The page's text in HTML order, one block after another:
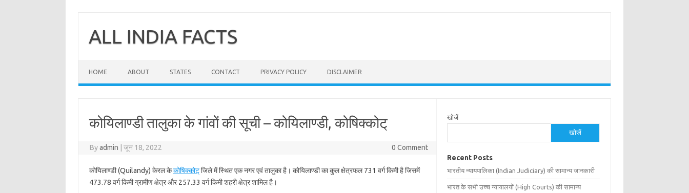
contentALL INDIA FACTS
HOME ABOUT STATES CONTACT PRIVACY POLICY DISCLAIMER
कोयिलाण्डी तालुका के गांवों की सूची – कोयिलाण्डी, कोषिक्कोट्
Byadmin जून 18, 2022 0 Comment
कोयिलाण्डी (Quilandy) केरल केकोषिक्कोट्जिले में स्थित एक नगर एवं तालुका है। कोयिलाण्डी का कुल क्षेत्रफल 731 वर्ग किमी है जिसमें
473.78 वर्ग किमी ग्रामीण क्षेत्र और 257.33 वर्ग किमी शहरी क्षेत्र शामिल है।
खोजें
खोजें
Recent Posts
भारतीय न्यायपालिका (Indian Judiciary) की सामान्य जानकारी
भारत के सभी उच्च न्यायालयों (High Courts) की सामान्य